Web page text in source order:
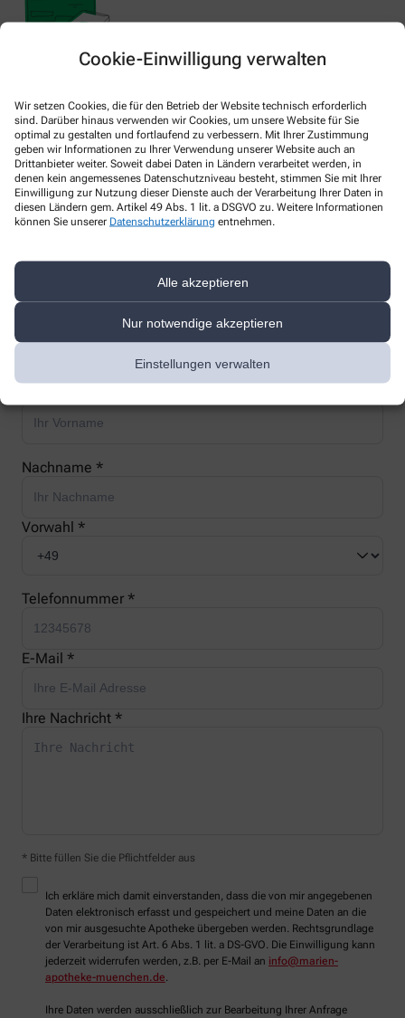
Cookie-Einwilligung verwalten
Wir setzen Cookies, die für den Betrieb der Website technisch erforderlich
sind. Darüber hinaus verwenden wir Cookies, um unsere Website für Sie
optimal zu gestalten und fortlaufend zu verbessern. Mit Ihrer Zustimmung
geben wir Informationen zu Ihrer Verwendung unserer Website auch an
Drittanbieter weiter. Soweit dabei Daten in Ländern verarbeitet werden, in
denen kein angemessenes Datenschutzniveau besteht, stimmen Sie mit Ihrer
Einwilligung zur Nutzung dieser Dienste auch der Verarbeitung Ihrer Daten in
diesen Ländern gem. Artikel 49 Abs. 1 lit. a DSGVO zu. Weitere Informationen
können Sie unserer Datenschutzerklärung entnehmen.
Alle akzeptieren
Nur notwendige akzeptieren
Einstellungen verwalten
Wenn Sie einen Ausweis über die Befreiung der gesetzlichen
Zuzahlung haben, können wir diese Info speichern und Sie
müssen Ihren Ausweis nicht immer vorzeigen.
Jetzt schnell und einfach online beantragen und beim nächsten
Besuch bei uns in der Apotheke abholen.
Nachname *
Vorwahl *
Telefonnummer *
E-Mail *
Ihre Nachricht *
* Bitte füllen Sie die Pflichtfelder aus
Ich erkläre mich damit einverstanden, dass die von mir angegebenen
Daten elektronisch erfasst und gespeichert und meine Daten an die
von mir ausgesuchte Apotheke übergeben werden. Rechtsgrundlage
der Verarbeitung ist Art. 6 Abs. 1 lit. a DS-GVO. Die Einwilligung kann
jederzeit widerrufen werden, z.B. per E-Mail an info@marien-
apotheke-muenchen.de.
Ihre Daten werden ausschließlich zur Bearbeitung Ihrer Anfrage